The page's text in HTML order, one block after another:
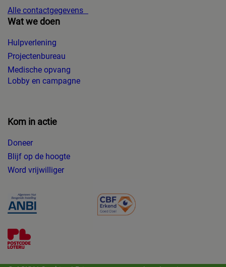
Alle contactgegevens
Wat we doen
Hulpverlening
Projectenbureau
Medische opvang
Lobby en campagne
Kom in actie
Doneer
Blijf op de hoogte
Word vrijwilliger